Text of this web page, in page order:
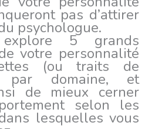
pas d’attirer
psychologue.
5 grands
votre personnalité
(ou traits de
par domaine, et
de mieux cerner
selon les
lesquelles vous